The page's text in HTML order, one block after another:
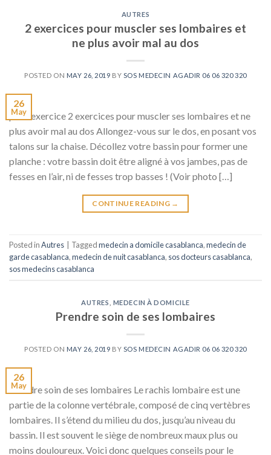
AUTRES
2 exercices pour muscler ses lombaires et
ne plus avoir mal au dos
POSTED ON MAY 26, 2019 BY SOS MEDECIN AGADIR 06 06 320 320
26
May
petit exercice 2 exercices pour muscler ses lombaires et ne
plus avoir mal au dos Allongez-vous sur le dos, en posant vos
talons sur la chaise. Décollez votre bassin pour former une
planche : votre bassin doit être aligné à vos jambes, pas de
fesses en l’air, ni de fesses trop basses ! (Voir photo […]
CONTINUE READING →
Posted inAutres Taggedmedecin a domicile casablanca,medecin de
garde casablanca,medecin de nuit casablanca, sos docteurs casablanca,
sos medecins casablanca
AUTRES MEDECIN À DOMICILE
Prendre soin de ses lombaires
POSTED ON MAY 26, 2019 BY SOS MEDECIN AGADIR 06 06 320 320
26
May
Prendre soin de ses lombaires Le rachis lombaire est une
partie de la colonne vertébrale, composé de cinq vertèbres
lombaires. Il s’étend du milieu du dos, jusqu’au niveau du
bassin. Il est souvent le siège de nombreux maux plus ou
moins douloureux. Voici donc quelques conseils pour le